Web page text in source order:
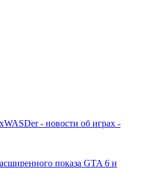
WASDer - новости об играх -
показа GTA 6 и